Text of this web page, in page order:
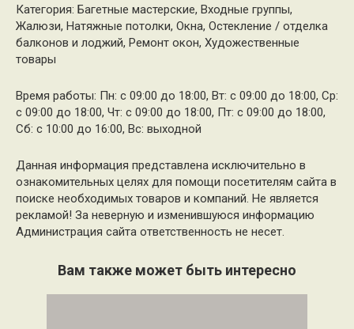
Категория: Багетные мастерские, Входные группы,
Жалюзи, Натяжные потолки, Окна, Остекление / отделка
балконов и лоджий, Ремонт окон, Художественные
товары
Время работы: Пн: с 09:00 до 18:00, Вт: с 09:00 до 18:00, Ср:
с 09:00 до 18:00, Чт: с 09:00 до 18:00, Пт: с 09:00 до 18:00,
Сб: с 10:00 до 16:00, Вс: выходной
Данная информация представлена исключительно в
ознакомительных целях для помощи посетителям сайта в
поиске необходимых товаров и компаний. Не является
рекламой! За неверную и изменившуюся информацию
Администрация сайта ответственность не несет.
Вам также может быть интересно